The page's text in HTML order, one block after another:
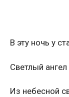
В эту ночь у
Светлый
Из небесной